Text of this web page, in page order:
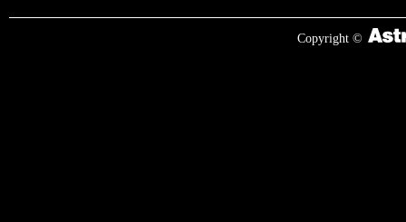
Copyright ©